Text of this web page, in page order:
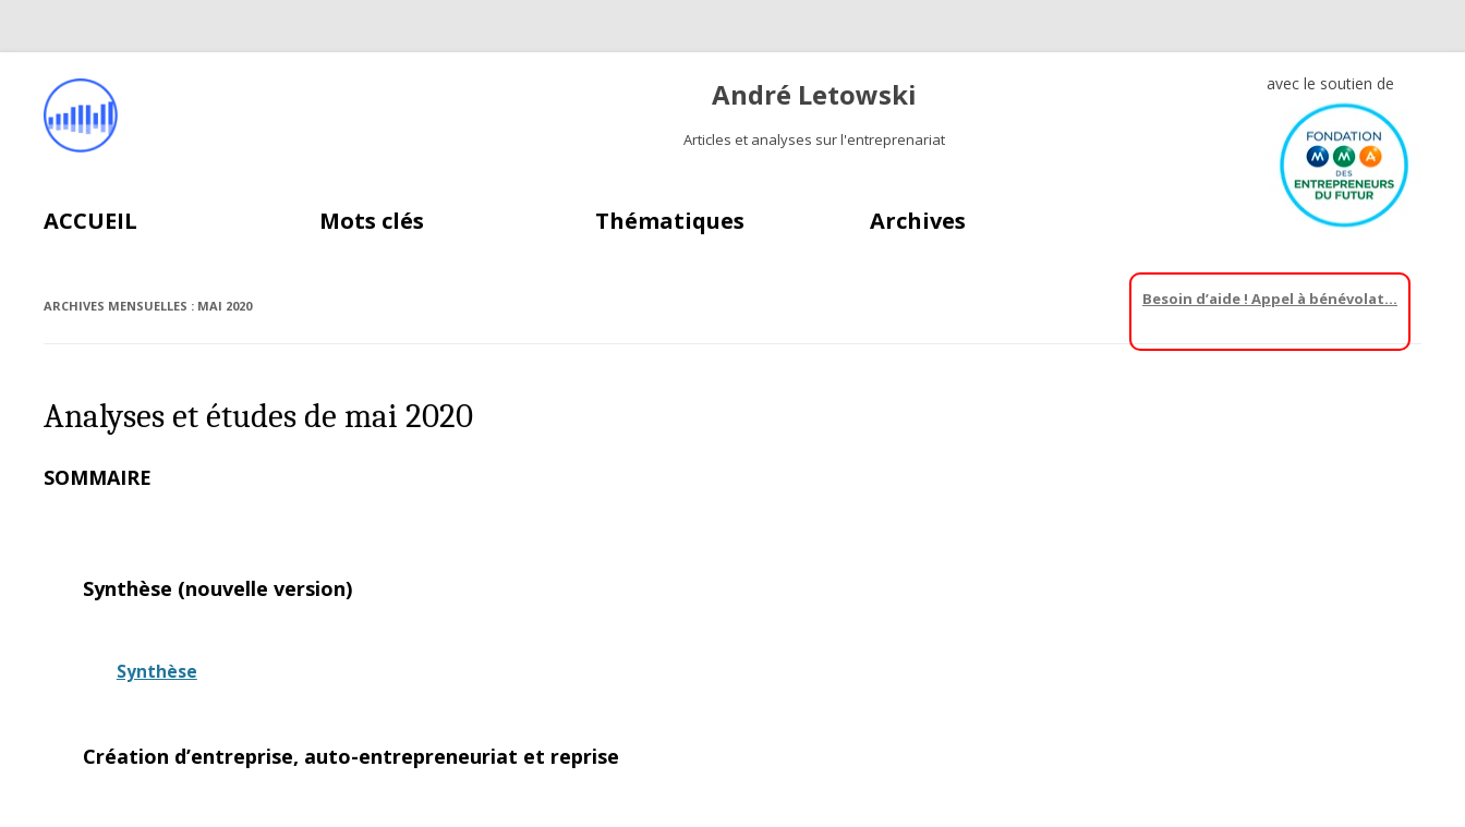
André Letowski
Articles et analyses sur l'entreprenariat
avec le soutien de
ACCUEIL Mots clés Thématiques Archives
ARCHIVES MENSUELLES : MAI 2020
Analyses et études de mai 2020
SOMMAIRE
Synthèse (nouvelle version)
Synthèse
Création d’entreprise, auto-entrepreneuriat et reprise
Besoin d’aide ! Appel à bénévolat…